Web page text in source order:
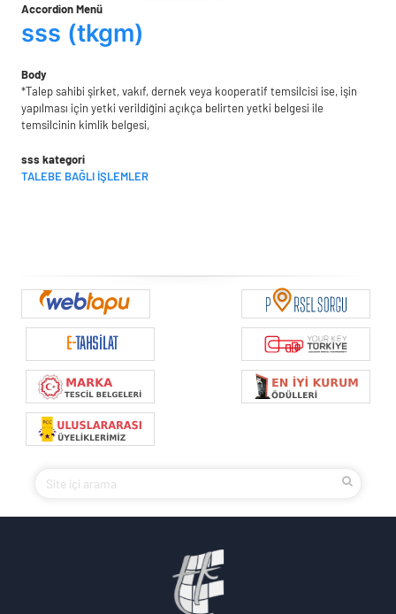
Accordion Menü
sss (tkgm)
Body
*Talep sahibi şirket, vakıf, dernek veya kooperatif temsilcisi ise, işin
yapılması için yetki verildiğini açıkça belirten yetki belgesi ile
temsilcinin kimlik belgesi,
sss kategori
TALEBE BAĞLI İŞLEMLER